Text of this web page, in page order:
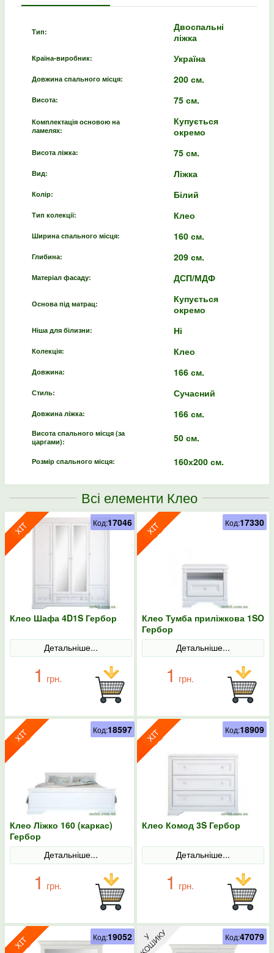
Тип:
Двоспальні
ліжка
Країна-виробник: Україна
Довжина спального місця: 200 см.
Висота: 75 см.
Комплектація основою на
ламелях:
Купується
окремо
Висота ліжка: 75 см.
Вид: Ліжка
Колір: Білий
Тип колекції: Клео
Ширина спального місця: 160 см.
Глибина: 209 см.
Матеріал фасаду: ДСП/МДФ
Основа під матрац:
Купується
окремо
Ніша для білизни: Ні
Колекція: Клео
Довжина: 166 см.
Стиль: Сучасний
Довжина ліжка: 166 см.
Висота спального місця (за
царгами):
50 см.
Розмір спального місця: 160х200 см.
Всі елементи Клео
Клео Шафа 4D1S Гербор
Детальніше...
1 грн.
Код:17046
Клео Тумба приліжкова 1SO
Гербор
Детальніше...
1 грн.
Код:17330
Клео Ліжко 160 (каркас)
Гербор
Детальніше...
1 грн.
Код:18597
Клео Комод 3S Гербор
Детальніше...
1 грн.
Код:18909
Код:19052 Код:47079